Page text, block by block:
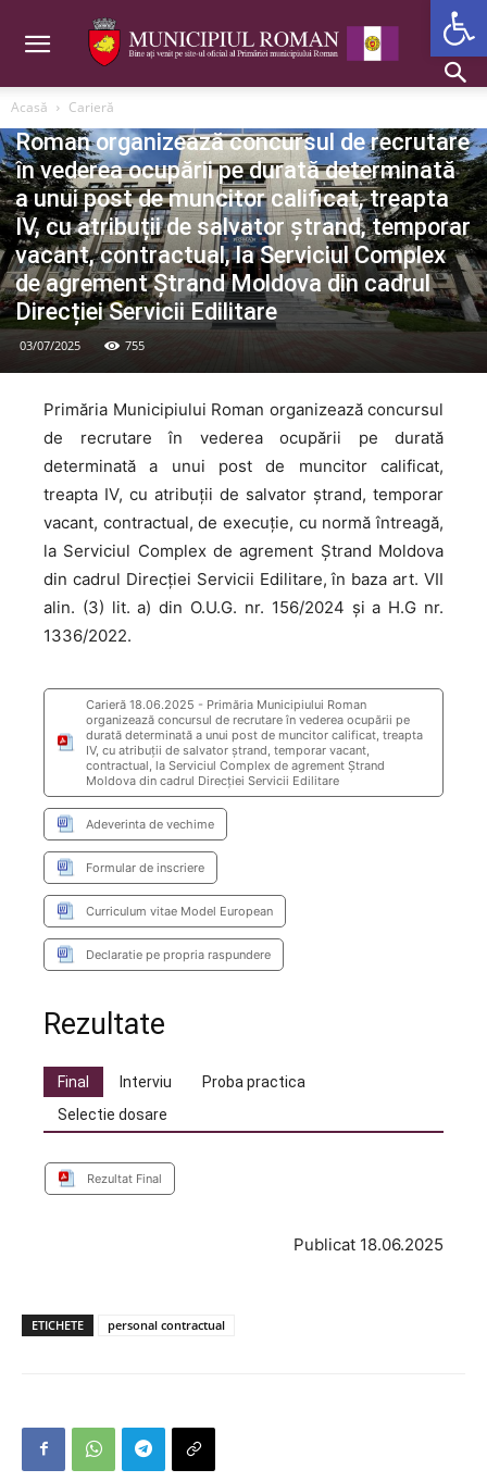
Acasă Carieră
Carieră 18.06.2025 – Primăria Municipiului
Roman organizează concursul de recrutare
în vederea ocupării pe durată determinată
a unui post de muncitor calificat, treapta
IV, cu atribuții de salvator ștrand, temporar
vacant, contractual, la Serviciul Complex
de agrement Ștrand Moldova din cadrul
Direcției Servicii Edilitare
03/07/2025 755
Primăria Municipiului Roman organizează concursul
de recrutare în vederea ocupării pe durată
determinată a unui post de muncitor calificat,
treapta IV, cu atribuții de salvator ștrand, temporar
vacant, contractual, de execuție, cu normă întreagă,
la Serviciul Complex de agrement Ștrand Moldova
din cadrul Direcției Servicii Edilitare, în baza art. VII
alin. (3) lit. a) din O.U.G. nr. 156/2024 și a H.G nr.
1336/2022.
Carieră 18.06.2025 - Primăria Municipiului Roman
organizează concursul de recrutare în vederea ocupării pe
durată determinată a unui post de muncitor calificat, treapta
IV, cu atribuții de salvator ștrand, temporar vacant,
contractual, la Serviciul Complex de agrement Ștrand
Moldova din cadrul Direcției Servicii Edilitare
Adeverinta de vechime
Formular de inscriere
Curriculum vitae Model European
Declaratie pe propria raspundere
Rezultate
Final Interviu
Proba practica
Selectie dosare
Rezultat Final
Publicat 18.06.2025
ETICHETE personal contractual